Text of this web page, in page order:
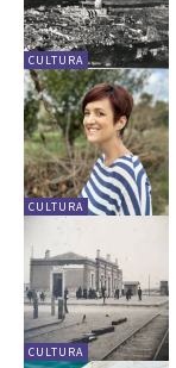
CULTURA
CULTURA
CULTURA